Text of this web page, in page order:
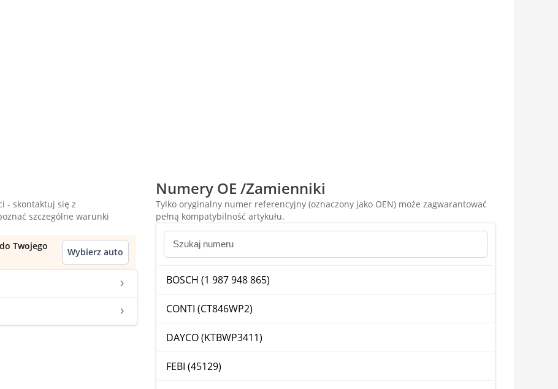
- skontaktuj się z
szczególne warunki
Twojego
Wybierz auto
Numery OE /Zamienniki
Tylko oryginalny numer referencyjny (oznaczony jako OEN) może zagwarantować
pełną kompatybilność artykułu.
BOSCH (1 987 948 865)
CONTI (CT846WP2)
DAYCO (KTBWP3411)
FEBI (45129)